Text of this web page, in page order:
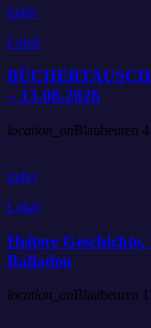
today
Lokal
– 13.08.2026
location_onBlaubeuren 4
today
Lokal
Heitere
Balladen
location_on Blaubeuren